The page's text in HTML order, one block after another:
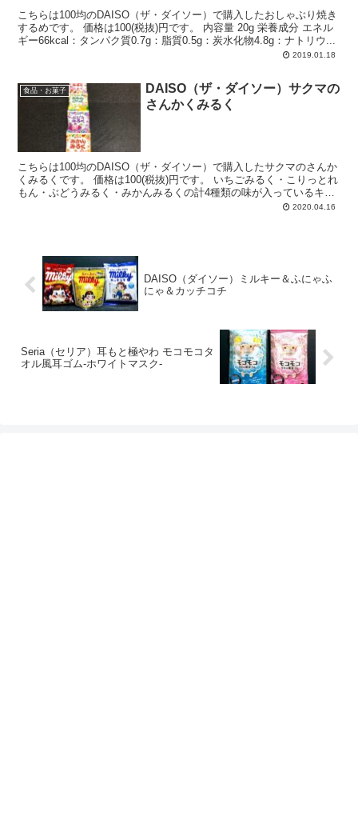
こちらは100均のDAISO（ザ・ダイソー）で購入したおしゃぶり焼き
するめです。 価格は100(税抜)円です。 内容量 20g 栄養成分 エネル
ギー66kcal：タンパク質0.7g：脂質0.5g：炭水化物4.8g：ナトリウ...
2019.01.18
食品・お菓子
DAISO（ザ・ダイソー）サクマの
さんかくみるく
こちらは100均のDAISO（ザ・ダイソー）で購入したサクマのさんか
くみるくです。 価格は100(税抜)円です。 いちごみるく・こりっとれ
もん・ぶどうみるく・みかんみるくの計4種類の味が入っているキャ
2020.04.16
DAISO（ダイソー）ミルキー＆ふにゃふ
にゃ＆カッチコチ
Seria（セリア）耳もと極やわ モコモコタ
オル風耳ゴム-ホワイトマスク-